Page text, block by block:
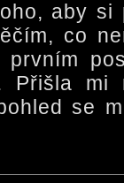
aby
co
prvním
Přišla mi
se